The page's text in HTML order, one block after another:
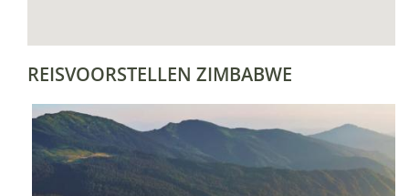
REISVOORSTELLEN ZIMBABWE